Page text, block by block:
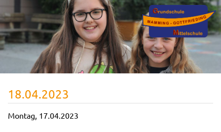
18.04.2023
Montag, 17.04.2023